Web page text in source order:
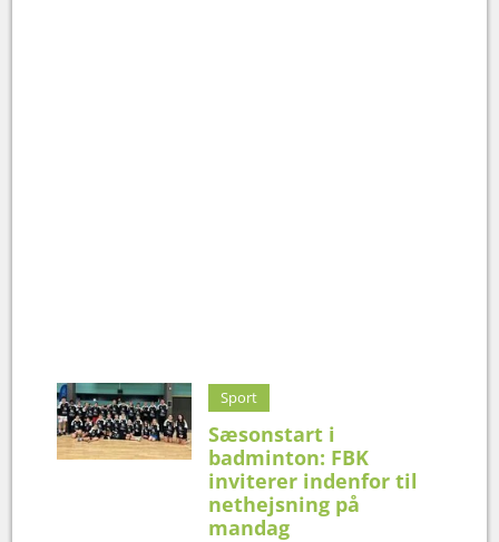
Sport
Sæsonstart i
badminton: FBK
inviterer indenfor til
nethejsning på
mandag